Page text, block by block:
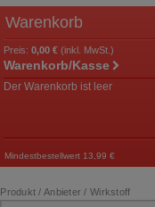
Warenkorb
Preis: 0,00 € (inkl. MwSt.)
Warenkorb/Kasse
Der Warenkorb ist leer
Mindestbestellwert 13,99 €
Produkt / Anbieter / Wirkstoff